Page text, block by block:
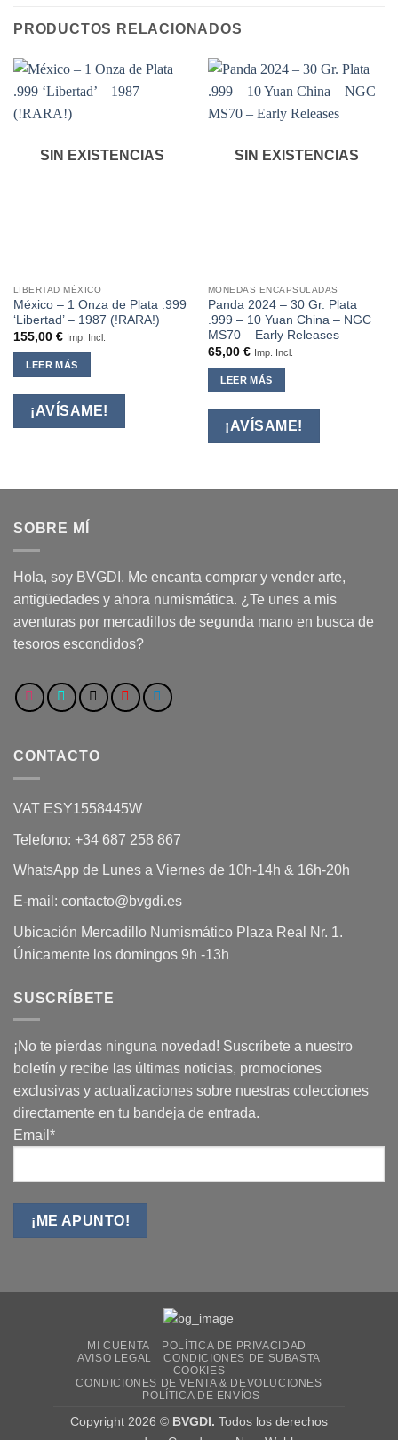
PRODUCTOS RELACIONADOS
SIN EXISTENCIAS
LIBERTAD MÉXICO
México – 1 Onza de Plata .999
‘Libertad’ – 1987 (!RARA!)
155,00 € Imp. Incl.
LEER MÁS
¡AVÍSAME!
SIN EXISTENCIAS
MONEDAS ENCAPSULADAS
Panda 2024 – 30 Gr. Plata
.999 – 10 Yuan China – NGC
MS70 – Early Releases
65,00 € Imp. Incl.
LEER MÁS
¡AVÍSAME!
SOBRE MÍ
Hola, soy BVGDI. Me encanta comprar y vender arte,
antigüedades y ahora numismática. ¿Te unes a mis
aventuras por mercadillos de segunda mano en busca de
tesoros escondidos?
CONTACTO
VAT ESY1558445W
Telefono: +34 687 258 867
WhatsApp de Lunes a Viernes de 10h-14h & 16h-20h
E-mail: contacto@bvgdi.es
Ubicación Mercadillo Numismático Plaza Real Nr. 1.
Únicamente los domingos 9h -13h
SUSCRÍBETE
¡No te pierdas ninguna novedad! Suscríbete a nuestro
boletín y recibe las últimas noticias, promociones
exclusivas y actualizaciones sobre nuestras colecciones
directamente en tu bandeja de entrada.
Email*
MI CUENTA
POLÍTICA DE PRIVACIDAD
AVISO LEGAL
CONDICIONES DE SUBASTA
COOKIES
CONDICIONES DE VENTA & DEVOLUCIONES
POLÍTICA DE ENVÍOS
Copyright 2026 © BVGDI. Todos los derechos